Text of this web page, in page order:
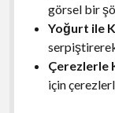
görsel bir
Yoğurt ile
Çerezlerle
için